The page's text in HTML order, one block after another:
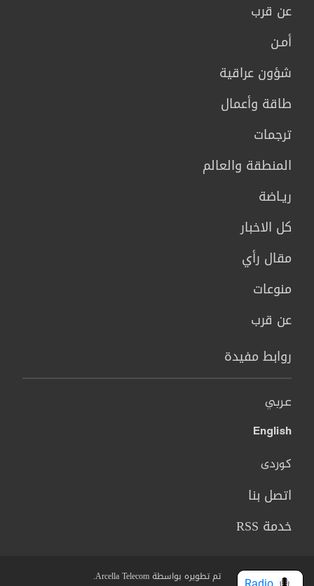
عن قرب
أمـن
شؤون عراقية
طاقة وأعمال
ترجمات
المنطقة والعالم
ريـاضة
كل الاخبار
مقال رأي
منوعات
عن قرب
روابط مفيدة
عربي
English
کوردی
اتصل بنا
خدمة RSS
تم تطويره بواسطة Arcella Telecom.